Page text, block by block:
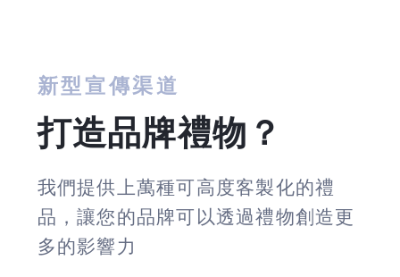
新型宣傳渠道
打造品牌禮物？
我們提供上萬種可高度客製化的禮
品，讓您的品牌可以透過禮物創造更
多的影響力